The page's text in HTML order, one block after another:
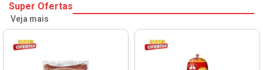
Super Ofertas
Veja mais